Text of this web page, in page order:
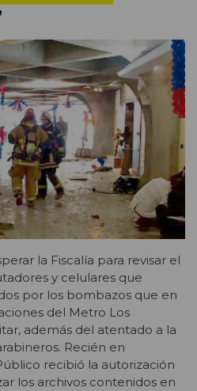
la Fiscalía para revisar el
y celulares que
por los bombazos que en
del Metro Los
además del atentado a la
Recién en
recibió la autorización
los archivos contenidos en